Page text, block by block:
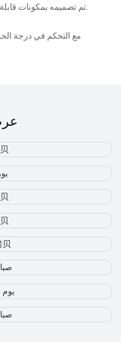
تم تصميمه بمكونات قابلة للفصل لسهولة التفكيك والتنظيف الشامل.
مع التحكم في درجة